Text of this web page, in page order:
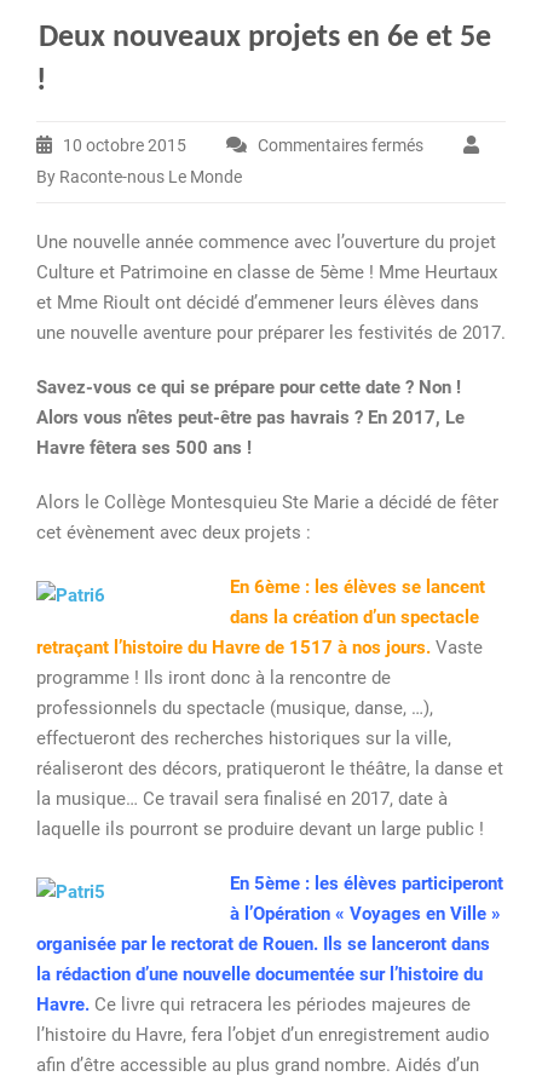
Deux nouveaux projets en 6e et 5e
!
10 octobre 2015 Commentaires ferméssur
projets
en
6e
et
!
By Raconte-nous Le Monde
Une nouvelle année commence avec l’ouverture du projet
Culture et Patrimoine en classe de 5ème ! Mme Heurtaux
et Mme Rioult ont décidé d’emmener leurs élèves dans
une nouvelle aventure pour préparer les festivités de 2017.
Savez-vous ce qui se prépare pour cette date ? Non !
Alors vous n’êtes peut-être pas havrais ? En 2017, Le
Havre fêtera ses 500 ans !
Alors le Collège Montesquieu Ste Marie a décidé de fêter
cet évènement avec deux projets :
En 6ème : les élèves se lancent
dans la création d’un spectacle
retraçant l’histoire du Havre de 1517 à nos jours. Vaste
programme ! Ils iront donc à la rencontre de
professionnels du spectacle (musique, danse, …),
effectueront des recherches historiques sur la ville,
réaliseront des décors, pratiqueront le théâtre, la danse et
la musique… Ce travail sera finalisé en 2017, date à
laquelle ils pourront se produire devant un large public !
En 5ème : les élèves participeront
à l’Opération « Voyages en Ville »
organisée par le rectorat de Rouen. Ils se lanceront dans
la rédaction d’une nouvelle documentée sur l’histoire du
Havre. Ce livre qui retracera les périodes majeures de
l’histoire du Havre, fera l’objet d’un enregistrement audio
afin d’être accessible au plus grand nombre. Aidés d’un